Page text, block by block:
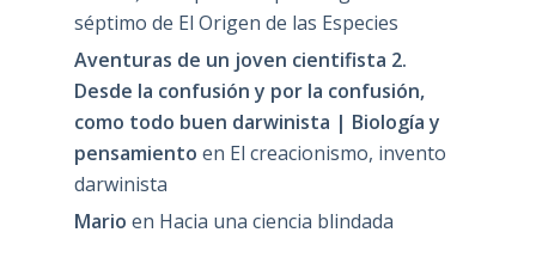
séptimo de El Origen de las Especies
Aventuras de un joven cientifista 2.
Desde la confusión y por la confusión,
como todo buen darwinista | Biología y
pensamiento en El creacionismo, invento
darwinista
Mario en Hacia una ciencia blindada